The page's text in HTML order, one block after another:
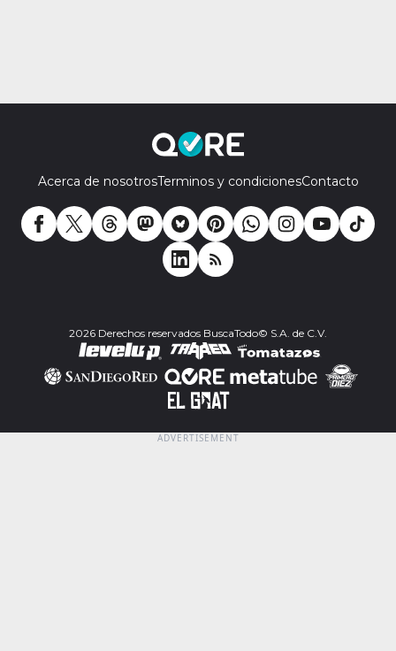
Acerca de nosotrosTerminos y condicionesContacto
2026 Derechos reservados BuscaTodo© S.A. de C.V.